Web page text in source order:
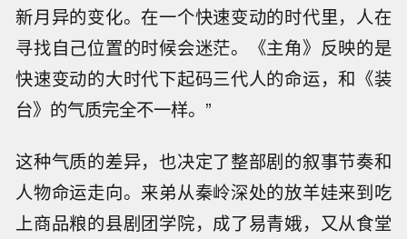
新月异的变化。在一个快速变动的时代里，人在
寻找自己位置的时候会迷茫。《主角》反映的是
快速变动的大时代下起码三代人的命运，和《装
台》的气质完全不一样。”
这种气质的差异，也决定了整部剧的叙事节奏和
人物命运走向。来弟从秦岭深处的放羊娃来到吃
上商品粮的县剧团学院，成了易青娥，又从食堂